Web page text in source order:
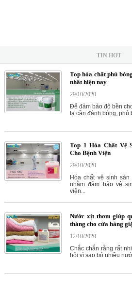
TIN HOT
Top hóa chất phủ
nhất hiện nay
29/10/2020
Để đảm bảo độ bền
ta cần đánh bóng, phủ
Top 1 Hóa Chất Vệ
Cho Bệnh Viện
29/10/2020
Hóa chất vệ sinh
nhằm đảm bảo vệ
viện...
Nước xịt thơm giúp
tháng cho cửa hàng
12/10/2020
Chắc chắn rằng rất
hỏi vì sao bỏ nhiều